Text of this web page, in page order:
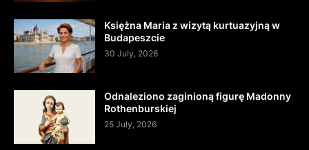
Księżna Maria z wizytą kurtuazyjną w
Budapeszcie
30 July, 2026
Odnaleziono zaginioną figurę Madonny
Rothenburskiej
25 July, 2026